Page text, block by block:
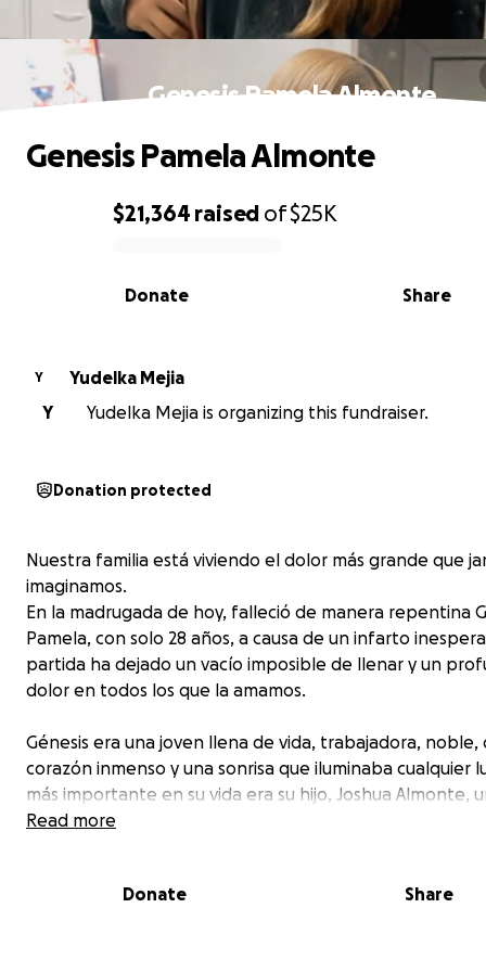
Genesis Pamela Almonte
0% complete
$21,364 raised of$25K
Share
Donate
Genesis Pamela Almonte
Y
Yudelka Mejia
Y
Yudelka Mejia is organizing this fundraiser.
Donation protected
Nuestra familia está viviendo el dolor más grande que
imaginamos.
En la madrugada de hoy, falleció de manera repentina
Pamela, con solo 28 años, a causa de un infarto
partida ha dejado un vacío imposible de llenar y un
dolor en todos los que la amamos.
Génesis era una joven llena de vida, trabajadora, noble,
corazón inmenso y una sonrisa que iluminaba cualquier
más importante en su vida era su hijo, Joshua Almonte,
de 8 años que hoy queda huérfano de madre y
Nuestra familia está tratando de organizar todo en
Read more
Donate Share